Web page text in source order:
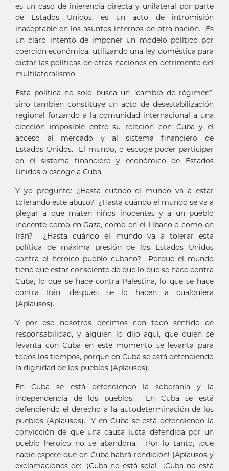
es un caso de injerencia directa y unilateral por parte
de Estados Unidos; es un acto de intromisión
inaceptable en los asuntos internos de otra nación. Es
un claro intento de imponer un modelo político por
coerción económica, utilizando una ley doméstica para
dictar las políticas de otras naciones en detrimento del
multilateralismo.
Esta política no solo busca un “cambio de régimen”,
sino también constituye un acto de desestabilización
regional forzando a la comunidad internacional a una
elección imposible entre su relación con Cuba y el
acceso al mercado y al sistema financiero de
Estados Unidos. El mundo, o escoge poder participar
en el sistema financiero y económico de Estados
Unidos o escoge a Cuba.
Y yo pregunto: ¿Hasta cuándo el mundo va a estar
tolerando este abuso? ¿Hasta cuándo el mundo se va a
plegar a que maten niños inocentes y a un pueblo
inocente como en Gaza, como en el Líbano o como en
Irán? ¿Hasta cuándo el mundo va a tolerar esta
política de máxima presión de los Estados Unidos
contra el heroico pueblo cubano? Porque el mundo
tiene que estar consciente de que lo que se hace contra
Cuba, lo que se hace contra Palestina, lo que se hace
contra Irán, después se lo hacen a cualquiera
(Aplausos).
Y por eso nosotros decimos con todo sentido de
responsabilidad, y alguien lo dijo aquí, que quien se
levanta con Cuba en este momento se levanta para
todos los tiempos, porque en Cuba se está defendiendo
la dignidad de los pueblos (Aplausos).
En Cuba se está defendiendo la soberanía y la
independencia de los pueblos. En Cuba se está
defendiendo el derecho a la autodeterminación de los
pueblos (Aplausos). Y en Cuba se está defendiendo la
convicción de que una causa justa defendida por un
pueblo heroico no se abandona. Por lo tanto, ¡que
nadie espere que en Cuba habrá rendición! (Aplausos y
exclamaciones de: “¡Cuba no está sola! ¡Cuba no está